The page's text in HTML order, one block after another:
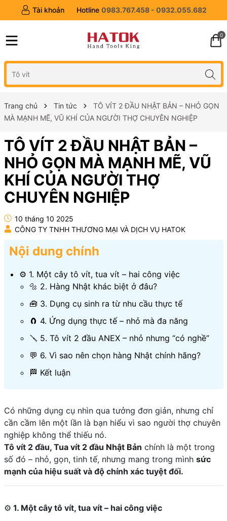
Tài khoản Hotline 0983.767.458 - 0932.055.682
0
Trang chủ Tin tức
TÔ VÍT 2 ĐẦU NHẬT BẢN – NHỎ GỌN
MÀ MẠNH MẼ, VŨ KHÍ CỦA NGƯỜI THỢ CHUYÊN NGHIỆP
TÔ VÍT 2 ĐẦU NHẬT BẢN –
NHỎ GỌN MÀ MẠNH MẼ, VŨ
KHÍ CỦA NGƯỜI THỢ
CHUYÊN NGHIỆP
10 tháng 10 2025
CÔNG TY TNHH THƯƠNG MẠI VÀ DỊCH VỤ HATOK
Nội dung chính
⚙️ 1. Một cây tô vít, tua vít – hai công việc
🔩 2. Hàng Nhật khác biệt ở đâu?
🧰 3. Dụng cụ sinh ra từ nhu cầu thực tế
🧲 4. Ứng dụng thực tế – nhỏ mà đa năng
🪛 5. Tô vít 2 đầu ANEX – nhỏ nhưng “có nghề”
💬 6. Vì sao nên chọn hàng Nhật chính hãng?
🏁 Kết luận
Có những dụng cụ nhìn qua tưởng đơn giản, nhưng chỉ
cần cầm lên một lần là bạn hiểu vì sao người thợ chuyên
nghiệp không thể thiếu nó.
Tô vít 2 đầu, Tua vít 2 đầu Nhật Bản chính là một trong
số đó – nhỏ, gọn, tinh tế, nhưng mang trong mình sức
mạnh của hiệu suất và độ chính xác tuyệt đối.
⚙️ 1. Một cây tô vít, tua vít – hai công việc